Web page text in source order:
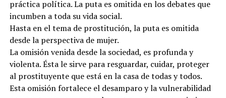
práctica política. La puta es omitida en los debates que
incumben a toda su vida social.
Hasta en el tema de prostitución, la puta es omitida
desde la perspectiva de mujer.
La omisión venida desde la sociedad, es profunda y
violenta. Ésta le sirve para resguardar, cuidar, proteger
al prostituyente que está en la casa de todas y todos.
Esta omisión fortalece el desamparo y la vulnerabilidad